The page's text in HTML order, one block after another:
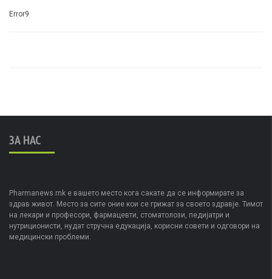
Error9
ЗА НАС
Pharmanews.mk е вашето место кога сакате да се информирате за
здрав живот. Место за сите оние кои се грижат за своето здравје. Тимот
на лекари и професори, фармацевти, стоматолози, педијатри и
нутриционисти, нудат стручна едукација, корисни совети и одговори на
медицински проблеми.